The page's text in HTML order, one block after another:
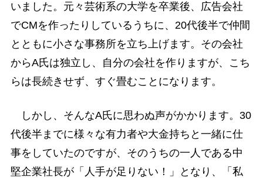
いました。元々芸術系の大学を卒業後、広告会社
でCMを作ったりしているうちに、20代後半で仲間
とともに小さな事務所を立ち上げます。その会社
からA氏は独立し、自分の会社を作りますが、こち
らは長続きせず、すぐ畳むことになります。
しかし、そんなA氏に思わぬ声がかかります。30
代後半までに様々な有力者や大金持ちと一緒に仕
事をしていたのですが、そのうちの一人である中
堅企業社長が「人手が足りない！」となり、「私